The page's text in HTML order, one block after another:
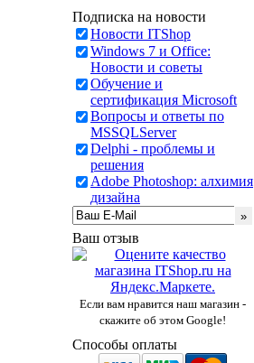
Подписка на новости
Новости ITShop
Windows 7 и Office:
Новости и советы
Обучение и
сертификация Microsoft
Вопросы и ответы по
MSSQLServer
Delphi - проблемы и
решения
Adobe Photoshop: алхимия
дизайна
Ваш отзыв
Если вам нравится наш магазин -
скажите об этом Google!
Способы оплаты